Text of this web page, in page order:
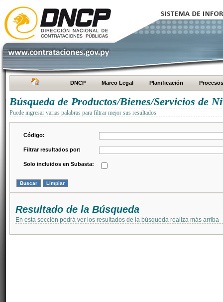
DNCP Marco Legal Planificación Procesos
Búsqueda de Productos/Bienes/Servicios de
Puede ingresar varias palabras para filtrar mejor sus resultados
Código:
Filtrar resultados por:
Solo incluidos en Subasta:
Resultado de la Búsqueda
En esta sección podrá ver los resultados de la búsqueda realiza más arriba